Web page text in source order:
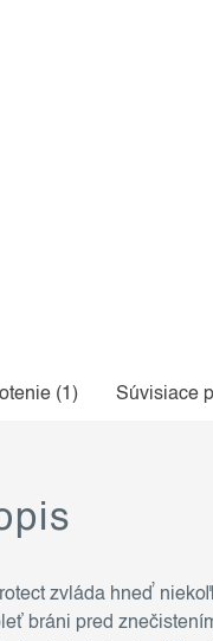
(1) Súvisiace
zvláda hneď
bráni pred